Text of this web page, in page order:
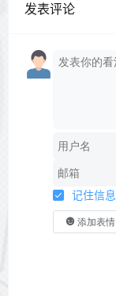
发表评论
记住信息
添加表情